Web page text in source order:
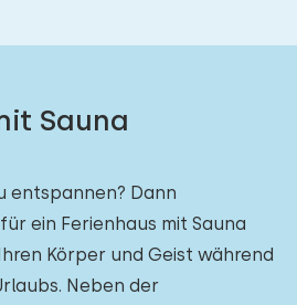
Sauna
entspannen? Dann
ein Ferienhaus mit Sauna
Körper und Geist während
Neben der